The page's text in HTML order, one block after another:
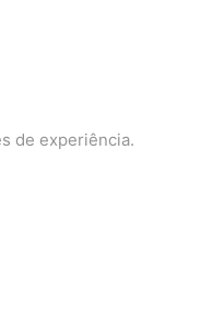
de experiência.